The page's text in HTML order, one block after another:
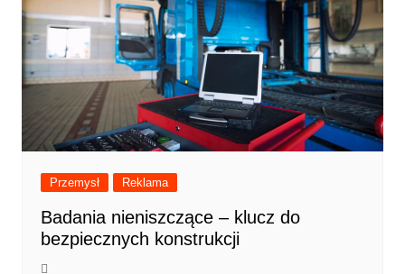
Przemysł Reklama
Badania nieniszczące – klucz do
bezpiecznych konstrukcji